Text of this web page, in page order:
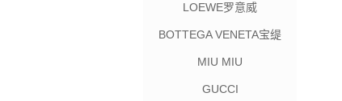
LOEWE罗意威
BOTTEGA VENETA宝缇
MIU MIU
GUCCI